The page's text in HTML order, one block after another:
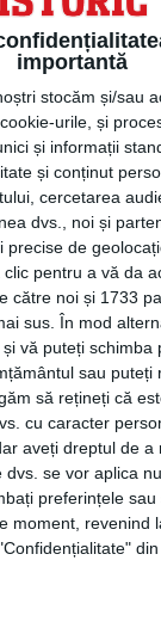
importantă
stocăm și/sau
urile, și
și informații
și conținut
cercetarea
dvs., noi și
precise de
pentru a vă da
către noi și 1733
sus. În mod
vă puteți schimba
sau puteți
să rețineți că
cu caracter
aveți dreptul de a
se vor aplica
preferințele
moment, revenind
John
cel de-al 35-
asasinat în